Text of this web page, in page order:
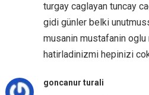
turgay caglayan tuncay
gidi günler belki
musanin mustafanin
hatirladinizmi hepinizi
goncanur turali